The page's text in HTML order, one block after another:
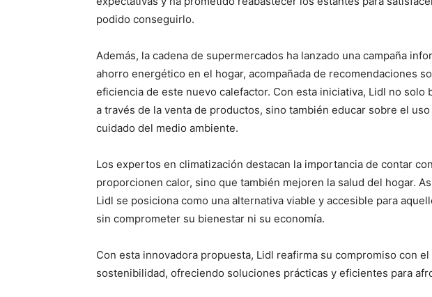
podido conseguirlo.
Además, la cadena de supermercados ha lanzado una campaña
ahorro energético en el hogar, acompañada de recomendaciones
eficiencia de este nuevo calefactor. Con esta iniciativa, Lidl no solo
a través de la venta de productos, sino también educar sobre el
cuidado del medio ambiente.
Los expertos en climatización destacan la importancia de contar
proporcionen calor, sino que también mejoren la salud del hogar.
Lidl se posiciona como una alternativa viable y accesible para
sin comprometer su bienestar ni su economía.
Con esta innovadora propuesta, Lidl reafirma su compromiso con
sostenibilidad, ofreciendo soluciones prácticas y eficientes para